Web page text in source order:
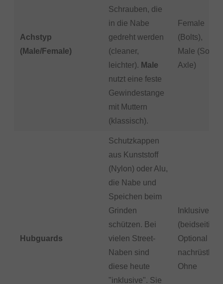
Achstyp
(Male/Female)
Schrauben, die
in die Nabe
gedreht werden
(cleaner,
leichter). Male
nutzt eine feste
Gewindestange
mit Muttern
(klassisch).
Female
(Bolts),
Male (Solid
Axle)
Hubguards
Schutzkappen
aus Kunststoff
(Nylon) oder Alu,
die Nabe und
Speichen beim
Grinden
schützen. Bei
vielen Street-
Naben sind
diese heute
"inklusive". Sie
Inklusive
(beidseitig),
Optional
nachrüstbar,
Ohne